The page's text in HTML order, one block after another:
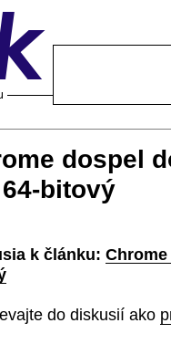
dospel
bitový
k článku: Chrome
do diskusií ako